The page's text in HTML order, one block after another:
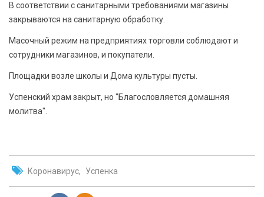
В соответствии с санитарными требованиями магазины
закрываются на санитарную обработку.
Масочный режим на предприятиях торговли соблюдают и
сотрудники магазинов, и покупатели.
Площадки возле школы и Дома культуры пусты.
Успенский храм закрыт, но "Благословляется домашняя
молитва".
Коронавирус Успенка